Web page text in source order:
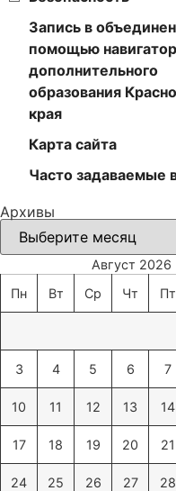
Запись в
помощью
дополнительного
образования
края
Карта сайта
Часто задаваемые
Архивы
Август 2026
Пн
Вт Ср Чт Пт
3 4 5 6 7
10 11 12 13 14
17 18 19 20 21
24 25 26 27 28